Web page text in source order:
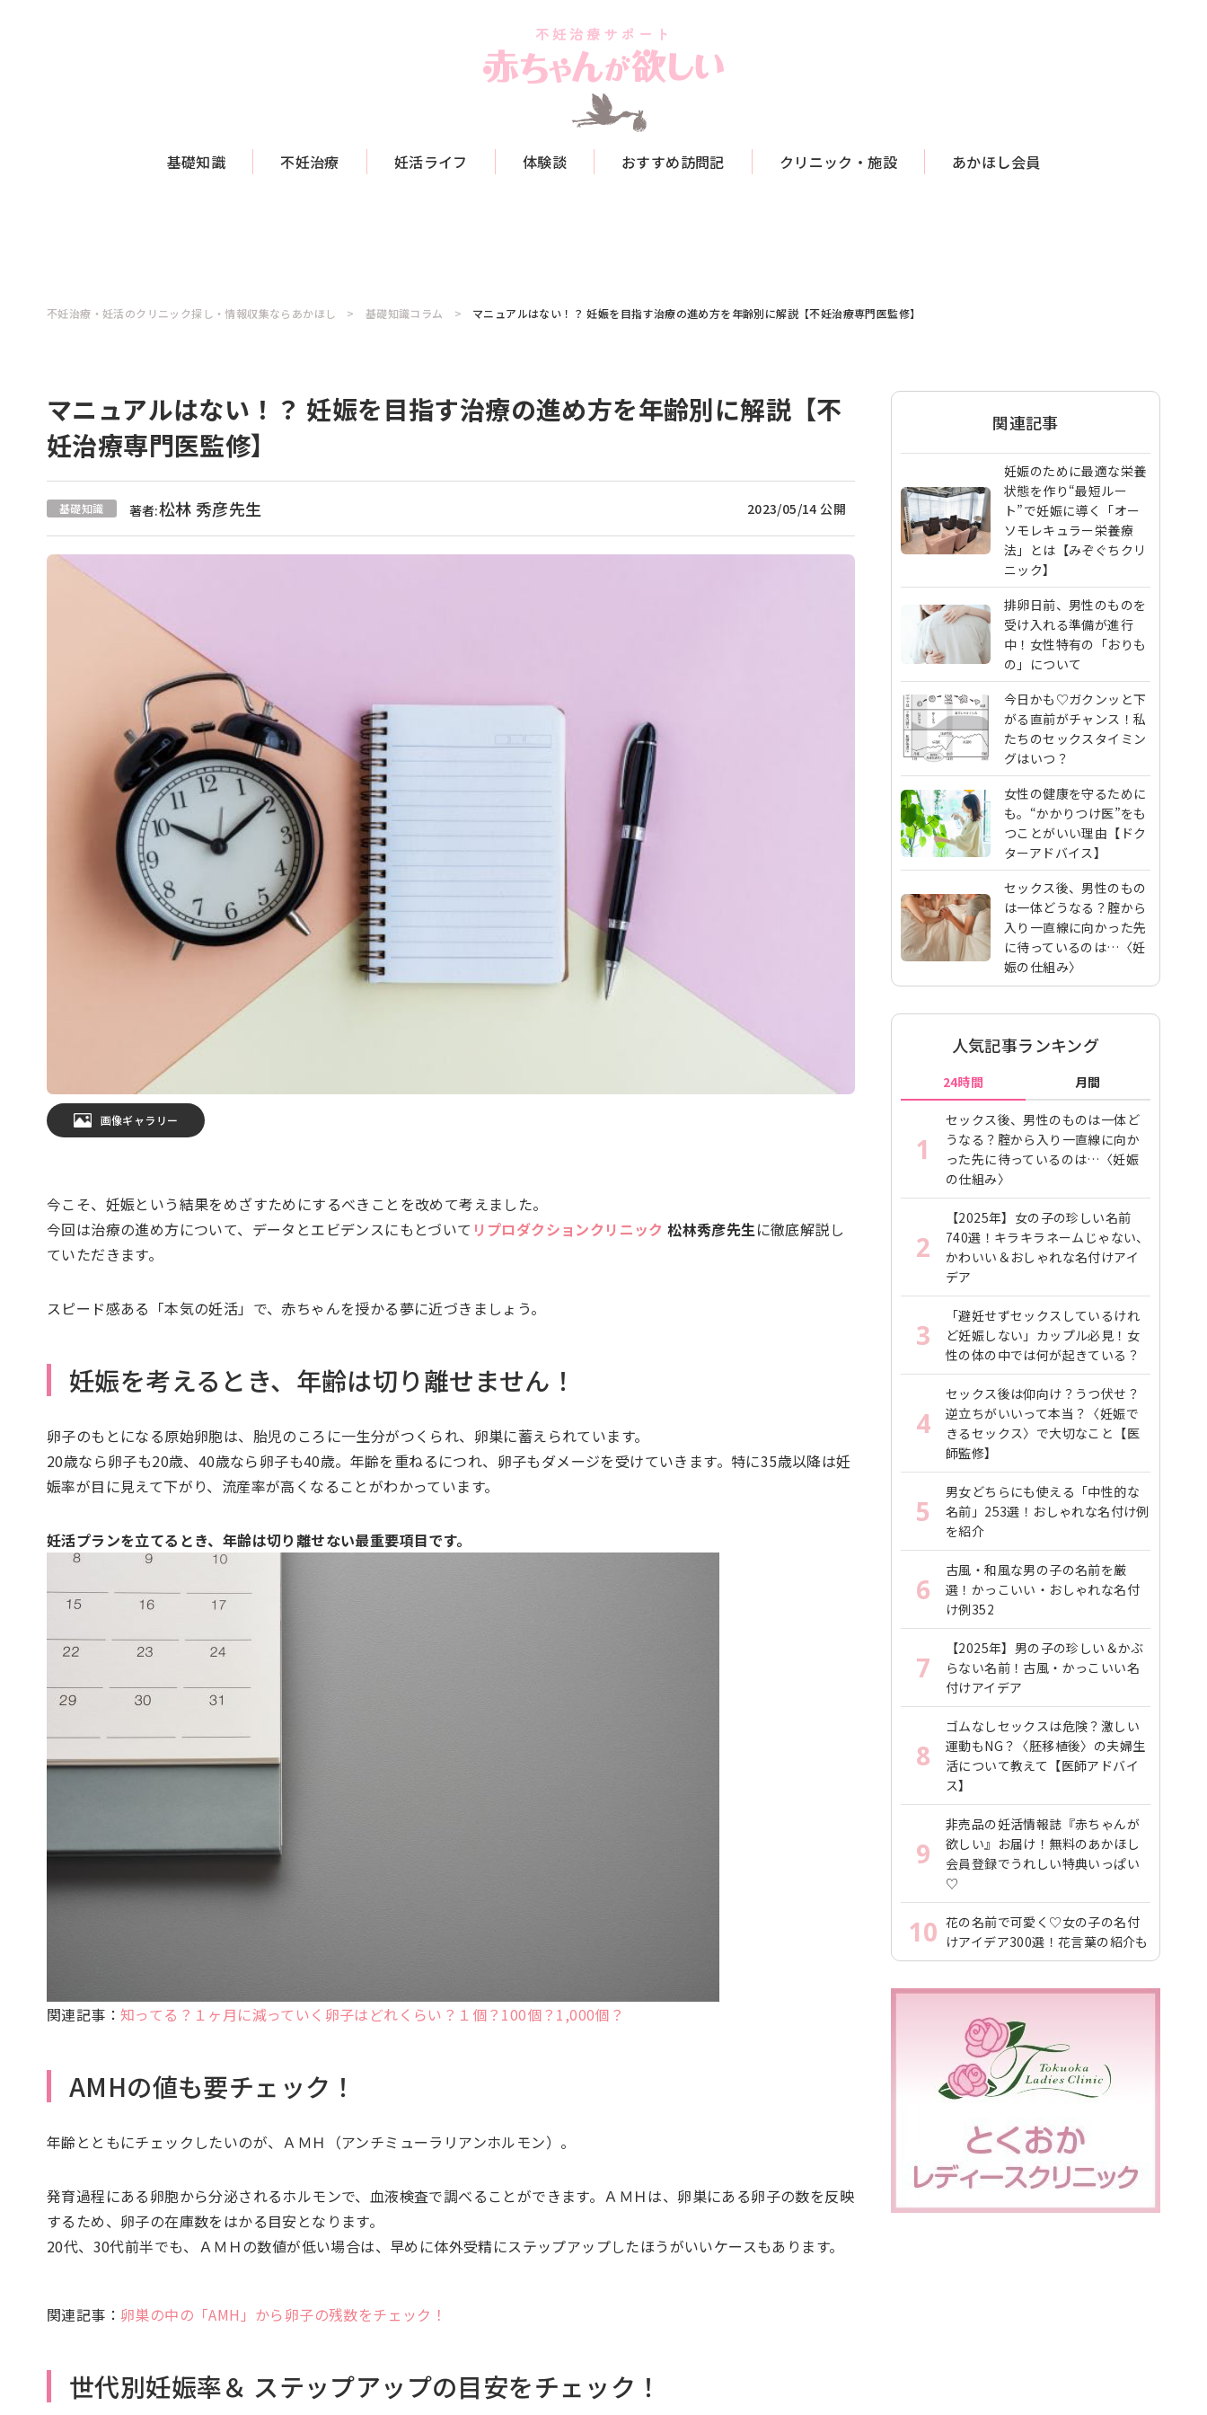
基礎知識 不妊治療 妊活ライフ 体験談 おすすめ訪問記 クリニック・施設 あかほし会員
不妊治療・妊活のクリニック探し・情報収集ならあかほし 基礎知識コラム マニュアルはない！？ 妊娠を目指す治療の進め方を年齢別に解説【不妊治療専門医監修】
マニュアルはない！？ 妊娠を目指す治療の進め方を年齢別に解説【不
妊治療専門医監修】
基礎知識 著者:松林 秀彦先生 2023/05/14 公開
画像ギャラリー
今こそ、妊娠という結果をめざすためにするべきことを改めて考えました。
今回は治療の進め方について、データとエビデンスにもとづいて リプロダクションクリニック 松林秀彦先生に徹底解説し
ていただきます。
スピード感ある「本気の妊活」で、赤ちゃんを授かる夢に近づきましょう。
妊娠を考えるとき、年齢は切り離せません！
卵子のもとになる原始卵胞は、胎児のころに一生分がつくられ、卵巣に蓄えられています。
20歳なら卵子も20歳、40歳なら卵子も40歳。年齢を重ねるにつれ、卵子もダメージを受けていきます。特に35歳以降は妊
娠率が目に見えて下がり、流産率が高くなることがわかっています。
妊活プランを立てるとき、年齢は切り離せない最重要項目です。
関連記事： 知ってる？１ヶ月に減っていく卵子はどれくらい？１個？100個？1,000個？
AMHの値も要チェック！
年齢とともにチェックしたいのが、ＡＭＨ（アンチミューラリアンホルモン）。
発育過程にある卵胞から分泌されるホルモンで、血液検査で調べることができます。ＡＭＨは、卵巣にある卵子の数を反映
するため、卵子の在庫数をはかる目安となります。
20代、30代前半でも、ＡＭＨの数値が低い場合は、早めに体外受精にステップアップしたほうがいいケースもあります。
関連記事： 卵巣の中の「AMH」から卵子の残数をチェック！
世代別妊娠率＆ ステップアップの目安をチェック！
関連記事
妊娠のために最適な栄養
状態を作り“最短ルー
ト”で妊娠に導く「オー
ソモレキュラー栄養療
法」とは【みぞぐちクリ
ニック】
排卵日前、男性のものを
受け入れる準備が進行
中！女性特有の「おりも
の」について
今日かも♡ガクンッと下
がる直前がチャンス！私
たちのセックスタイミン
グはいつ？
女性の健康を守るために
も。“かかりつけ医”をも
つことがいい理由【ドク
ターアドバイス】
セックス後、男性のもの
は一体どうなる？腟から
入り一直線に向かった先
に待っているのは…〈妊
娠の仕組み〉
人気記事ランキング
24時間 月間
1
セックス後、男性のものは一体ど
うなる？腟から入り一直線に向か
った先に待っているのは…〈妊娠
の仕組み〉
2
【2025年】女の子の珍しい名前
740選！キラキラネームじゃない、
かわいい＆おしゃれな名付けアイ
デア
3
「避妊せずセックスしているけれ
ど妊娠しない」カップル必見！女
性の体の中では何が起きている？
4
セックス後は仰向け？うつ伏せ？
逆立ちがいいって本当？〈妊娠で
きるセックス〉で大切なこと【医
師監修】
5
男女どちらにも使える「中性的な
名前」253選！おしゃれな名付け例
を紹介
6
古風・和風な男の子の名前を厳
選！かっこいい・おしゃれな名付
け例352
7
【2025年】男の子の珍しい＆かぶ
らない名前！古風・かっこいい名
付けアイデア
8
ゴムなしセックスは危険？激しい
運動もNG？〈胚移植後〉の夫婦生
活について教えて【医師アドバイ
ス】
9
非売品の妊活情報誌『赤ちゃんが
欲しい』お届け！無料のあかほし
会員登録でうれしい特典いっぱい
♡
10 花の名前で可愛く♡女の子の名付
けアイデア300選！花言葉の紹介も